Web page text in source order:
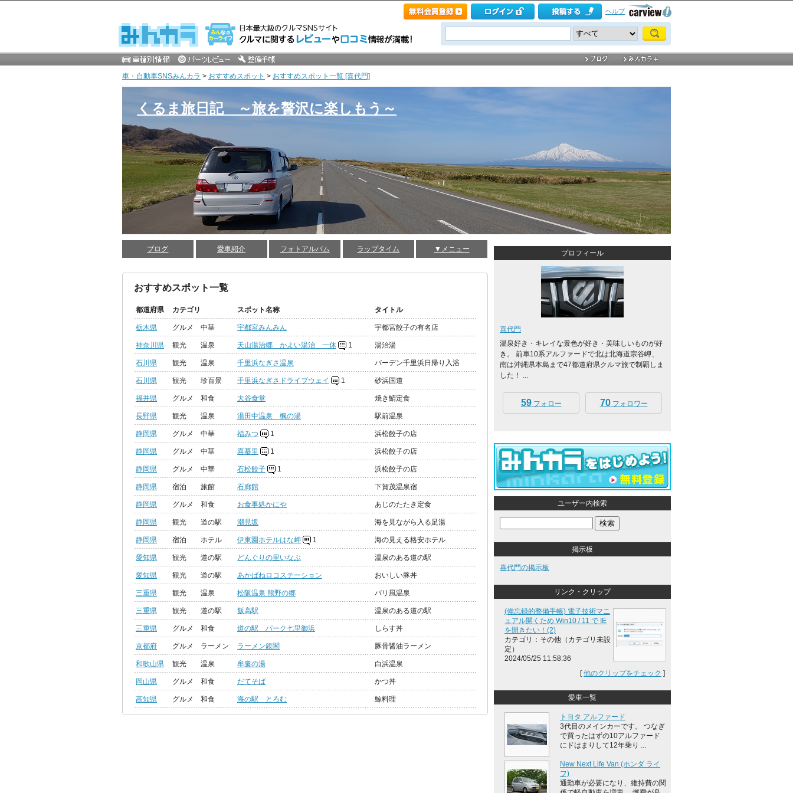
ヘルプ
車・自動車SNSみんカラ > おすすめスポット > おすすめスポット一覧 [喜代門]
くるま旅日記 ～旅を贅沢に楽しもう～
ブログ 愛車紹介 フォトアルバム ラップタイム ▼メニュー
おすすめスポット一覧
都道府県 カテゴリ スポット名称 タイトル
栃木県 グルメ 中華 宇都宮みんみん 宇都宮餃子の有名店
神奈川県 観光 温泉 天山湯治郷 かよい湯治 一休 1 湯治湯
石川県 観光 温泉 千里浜なぎさ温泉 バーデン千里浜日帰り入浴
石川県 観光 珍百景 千里浜なぎさドライブウェイ 1 砂浜国道
福井県 グルメ 和食 大谷食堂 焼き鯖定食
長野県 観光 温泉 湯田中温泉 楓の湯 駅前温泉
静岡県 グルメ 中華 福みつ 1 浜松餃子の店
静岡県 グルメ 中華 喜慕里 1 浜松餃子の店
静岡県 グルメ 中華 石松餃子 1 浜松餃子の店
静岡県 宿泊 旅館 石廊館 下賀茂温泉宿
静岡県 グルメ 和食 お食事処かにや あじのたたき定食
静岡県 観光 道の駅 潮見坂 海を見ながら入る足湯
静岡県 宿泊 ホテル 伊東園ホテルはな岬 1 海の見える格安ホテル
愛知県 観光 道の駅 どんぐりの里いなぶ 温泉のある道の駅
愛知県 観光 道の駅 あかばねロコステーション おいしい豚丼
三重県 観光 温泉 松阪温泉 熊野の郷 バリ風温泉
三重県 観光 道の駅 飯高駅 温泉のある道の駅
三重県 グルメ 和食 道の駅 パーク七里御浜 しらす丼
京都府 グルメ ラーメン ラーメン銀閣 豚骨醤油ラーメン
和歌山県 観光 温泉 牟婁の湯 白浜温泉
岡山県 グルメ 和食 だてそば かつ丼
高知県 グルメ 和食 海の駅 とろむ 鯨料理
プロフィール
喜代門
温泉好き・キレイな景色が好き・美味しいものが好
き。 前車10系アルファードで北は北海道宗谷岬、
南は沖縄県本島まで47都道府県クルマ旅で制覇しま
した！ ...
59フォロー 70フォロワー
ユーザー内検索
掲示板
喜代門の掲示板
リンク・クリップ
(備忘録的整備手帳) 電子技術マニ
ュアル開くため Win10 / 11 で IE
を開きたい！(2)
カテゴリ：その他（カテゴリ未設
定）
2024/05/25 11:58:36
[他のクリップをチェック ]
愛車一覧
トヨタ アルファード
3代目のメインカーです。 つなぎ
で買ったはずの10アルファード
にドはまりして12年乗り ...
New Next Life Van (ホンダ ライ
フ)
通勤車が必要になり、維持費の関